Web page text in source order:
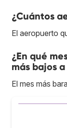
¿Cuántos
El aeropuerto
¿En qué
más bajos
El mes más